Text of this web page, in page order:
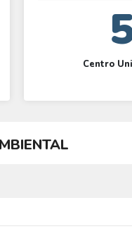
Centro